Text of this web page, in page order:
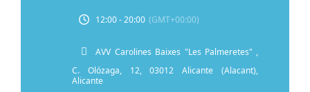
12:00 - 20:00 (GMT+00:00)
AVV Carolines Baixes "Les Palmeretes" ,
C. Olózaga, 12, 03012 Alicante (Alacant),
Alicante